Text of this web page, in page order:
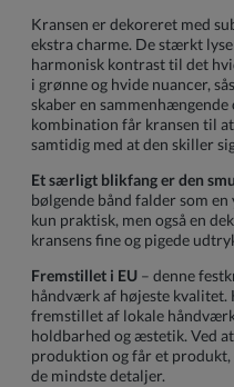
Kransen er dekoreret med
ekstra charme. De stærkt
harmonisk kontrast til det
i grønne og hvide nuancer,
skaber en
kombination får kransen til
samtidig med at den skiller
Et særligt blikfang er den
bølgende bånd falder som
kun praktisk, men også en
kransens fine og pigede
Fremstillet i EU – denne
håndværk af højeste kvalitet.
fremstillet af lokale
holdbarhed og æstetik. Ved
produktion og får et
de mindste detaljer.